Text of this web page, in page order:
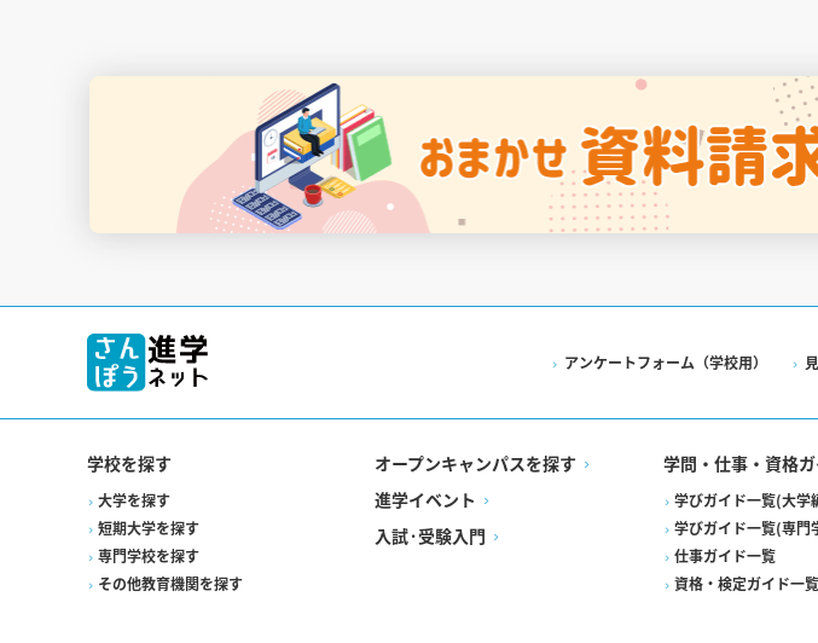
アンケートフォーム（学校用）
学校を探す
大学を探す
短期大学を探す
専門学校を探す
その他教育機関を探す
オープンキャンパスを探す
進学イベント
入試·受験入門
学問・仕事・資格
学びガイド一覧(大学
学びガイド一覧(専門
仕事ガイド一覧
資格・検定ガイド一覧